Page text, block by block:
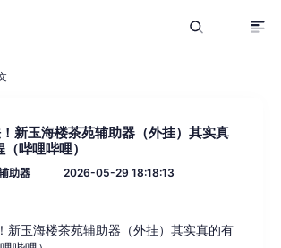
新玉海楼茶苑辅助器（外挂）其实真
哔哩哔哩）
助器
2026-05-29 18:18:13
新玉海楼茶苑辅助器（外挂）其实真的有